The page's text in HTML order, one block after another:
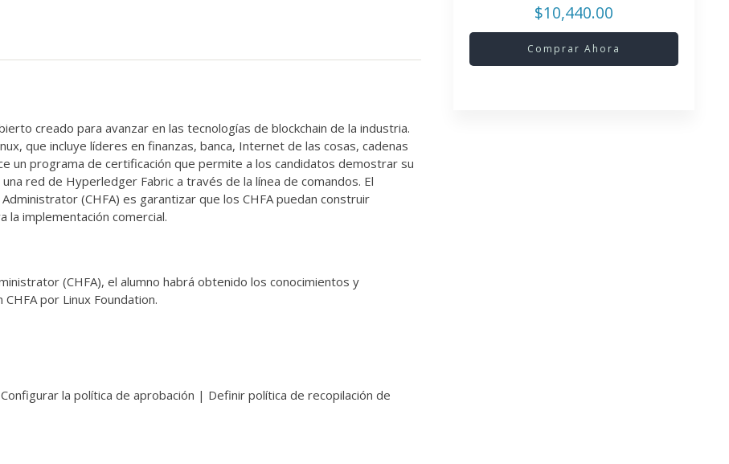
creado para avanzar en las tecnologías de blockchain de la industria.
que incluye líderes en finanzas, banca, Internet de las cosas, cadenas
un programa de certificación que permite a los candidatos demostrar su
red de Hyperledger Fabric a través de la línea de comandos. El
(CHFA) es garantizar que los CHFA puedan construir
implementación comercial.
(CHFA), el alumno habrá obtenido los conocimientos y
por Linux Foundation.
la política de aprobación | Definir política de recopilación de
$10,440.00
Comprar Ahora